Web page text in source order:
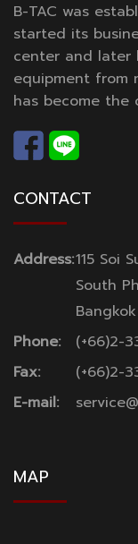
B-TAC was
started its
center and later
equipment from
has become the
CONTACT
Address:115 Soi
South
Phone:
(+66)2-
Fax:
(+66)2-
E-mail:
MAP